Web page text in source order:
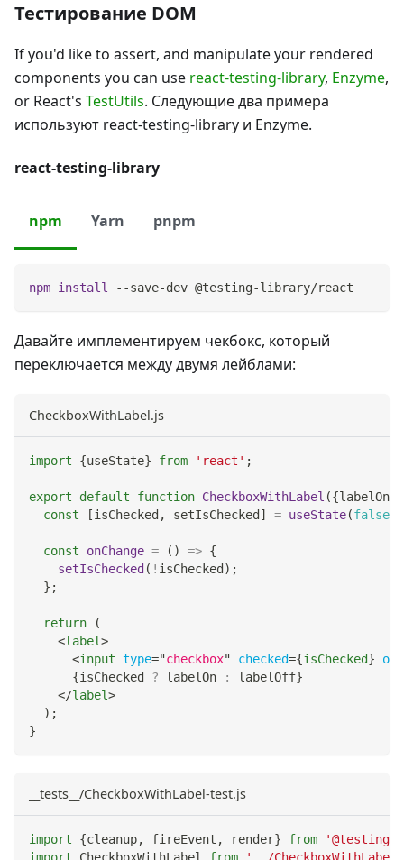
Тестирование DOM
If you'd like to assert, and manipulate your rendered
components you can use react-testing-library, Enzyme,
or React's TestUtils. Следующие два примера
используют react-testing-library и Enzyme.
react-testing-library
npm Yarn pnpm
npm install --save-dev @testing-library/react
Давайте имплементируем чекбокс, который
переключается между двумя лейблами:
CheckboxWithLabel.js
import {useState} from 'react' ;
export default function CheckboxWithLabel ({labelOn
const
[isChecked , setIsChecked ] = useState(false
const onChange = ( ) => {
setIsChecked ( ! isChecked ) ;
} ;
return
(
<label>
<input type="checkbox" checked={isChecked}
{isChecked ? labelOn : labelOff}
</label>
) ;
}
__tests__/CheckboxWithLabel-test.js
import {cleanup, fireEvent , render} from